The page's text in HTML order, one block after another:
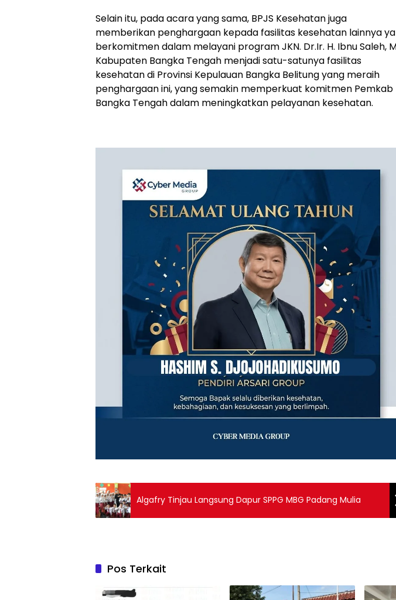
‎Selain itu, pada acara yang sama, BPJS Kesehatan juga
memberikan penghargaan kepada fasilitas kesehatan lainnya
berkomitmen dalam melayani program JKN. Dr.Ir. H. Ibnu Saleh,
Kabupaten Bangka Tengah menjadi satu-satunya fasilitas
kesehatan di Provinsi Kepulauan Bangka Belitung yang meraih
penghargaan ini, yang semakin memperkuat komitmen Pemkab
Bangka Tengah dalam meningkatkan pelayanan kesehatan.
Algafry Tinjau Langsung Dapur SPPG MBG Padang Mulia
Pos Terkait